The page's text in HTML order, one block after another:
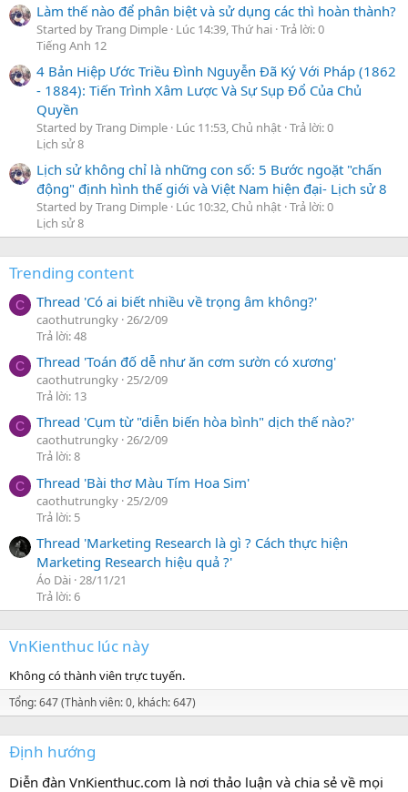
Làm thế nào để phân biệt và sử dụng các thì hoàn thành?
Started by Trang Dimple Lúc 14:39, Thứ hai Trả lời: 0
Tiếng Anh 12
4 Bản Hiệp Ước Triều Đình Nguyễn Đã Ký Với Pháp (1862
- 1884): Tiến Trình Xâm Lược Và Sự Sụp Đổ Của Chủ
Quyền
Started by Trang Dimple Lúc 11:53, Chủ nhật Trả lời: 0
Lịch sử 8
Lịch sử không chỉ là những con số: 5 Bước ngoặt "chấn
động" định hình thế giới và Việt Nam hiện đại- Lịch sử 8
Started by Trang Dimple Lúc 10:32, Chủ nhật Trả lời: 0
Lịch sử 8
Trending content
C Thread 'Có ai biết nhiều về trọng âm không?'
caothutrungky 26/2/09
Trả lời: 48
C Thread 'Toán đố dễ như ăn cơm sườn có xương'
caothutrungky 25/2/09
Trả lời: 13
C Thread 'Cụm từ "diễn biến hòa bình" dịch thế nào?'
caothutrungky 26/2/09
Trả lời: 8
C Thread 'Bài thơ Màu Tím Hoa Sim'
caothutrungky 25/2/09
Trả lời: 5
Thread 'Marketing Research là gì ? Cách thực hiện
Marketing Research hiệu quả ?'
Áo Dài 28/11/21
Trả lời: 6
VnKienthuc lúc này
Không có thành viên trực tuyến.
Tổng: 647 (Thành viên: 0, khách: 647)
Định hướng
Diễn đàn VnKienthuc.com là nơi thảo luận và chia sẻ về mọi